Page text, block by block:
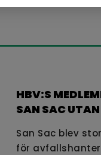
HBV:S
SAN SAC
San Sac blev
för